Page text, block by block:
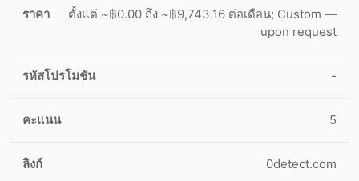
ตั้งแต่ ~฿0.00 ถึง ~฿9,743.16 ต่อเดือน; Custom —
upon request
-
5
0detect.com